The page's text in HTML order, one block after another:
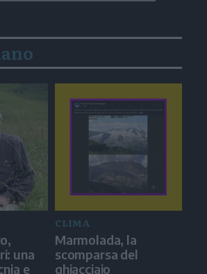
una
e
CLIMA
Marmolada, la
scomparsa del
ghiacciaio